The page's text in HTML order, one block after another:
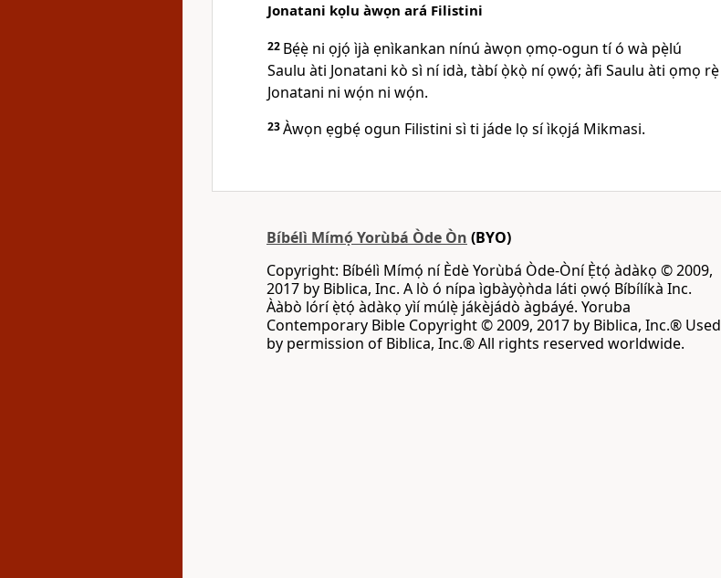
Jonatani kọlu àwọn ará Filistini
22 Bẹ́ẹ̀ ni ọjọ́ ìjà ẹnìkankan nínú àwọn ọmọ-ogun tí ó wà pẹ̀lú
Saulu àti Jonatani kò sì ní idà, tàbí ọ̀kọ̀ ní ọwọ́; àfi Saulu àti ọmọ rẹ̀
Jonatani ni wọ́n ni wọ́n.
23Àwọn ẹgbẹ́ ogun Filistini sì ti jáde lọ sí ìkọjá Mikmasi.
Bíbélì Mímọ́ Yorùbá Òde Òn (BYO)
Copyright: Bíbélì Mímọ́ ní Èdè Yorùbá Òde-Òní Ẹ̀tọ́ àdàkọ © 2009,
2017 by Biblica, Inc. A lò ó nípa ìgbàyọ̀ǹda láti ọwọ́ Bíbílíkà Inc.
Ààbò lórí ẹ̀tọ́ àdàkọ yìí múlẹ̀ jákèjádò àgbáyé. Yoruba
Contemporary Bible Copyright © 2009, 2017 by Biblica, Inc.® Used
by permission of Biblica, Inc.® All rights reserved worldwide.